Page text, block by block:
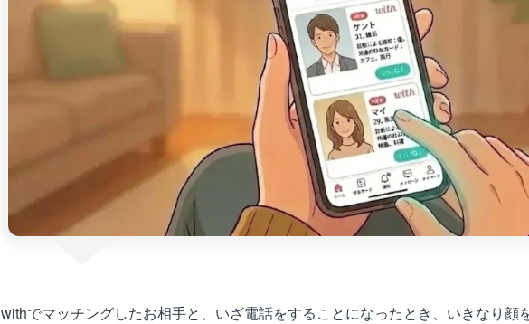
withでマッチングしたお相手と、いざ電話をすることになったとき、いきなり顔